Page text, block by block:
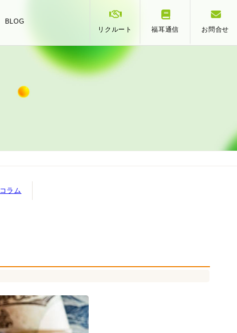
提
BLOG
リクルート
福耳通信 お問合せ
コラム